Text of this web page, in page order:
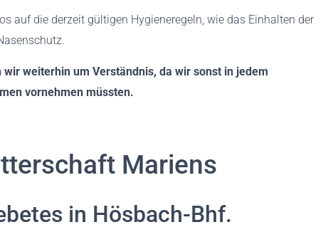
auf die derzeit gültigen Hygieneregeln, wie das Einhalten der
weiterhin um Verständnis, da wir sonst in jedem
vornehmen müssten.
Mariens
in Hösbach-Bhf.